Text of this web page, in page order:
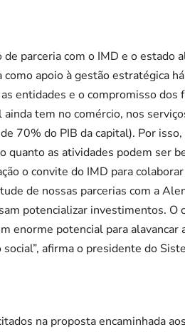
de parceria com o IMD e o
apoio à gestão estratégica
entidades e o compromisso
tem no comércio, nos
70% do PIB da capital). Por
quanto as atividades podem ser
o convite do IMD para
de nossas parcerias com a
potencializar investimentos.
enorme potencial para
afirma o presidente do
na proposta encaminhada